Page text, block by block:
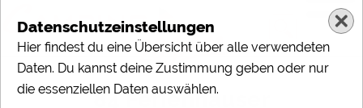
84 Ferienhäuser
Datenschutzeinstellungen
Hier findest du eine Übersicht über alle verwendeten
Daten. Du kannst deine Zustimmung geben oder nur
die essenziellen Daten auswählen.